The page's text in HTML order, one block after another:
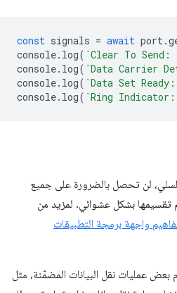
const signals = await port.
console. log( `Clear To
console. log( `Data Carrier
console. log( `Data Set
console. log( `Ring
لن تحصل بالضرورة على جميع
تقسيمها بشكل عشوائي. لمزيد من
واجهة برمجة التطبيقات
عمليات نقل البيانات المضمّنة، مثل